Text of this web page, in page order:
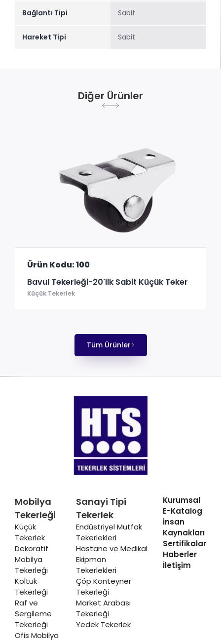
Bağlantı Tipi Sabit
Hareket Tipi Sabit
Diğer Ürünler
Ürün Kodu: 100
Bavul Tekerleği-20'lik Sabit Küçük Teker
Küçük Tekerlek
Tüm Ürünler
Mobilya
Tekerleği
Küçük
Tekerlek
Dekoratif
Mobilya
Tekerleği
Koltuk
Tekerleği
Raf ve
Sergileme
Tekerleği
Ofis Mobilya
Sanayi Tipi
Tekerlek
Endüstriyel Mutfak
Tekerlekleri
Hastane ve Medikal
Ekipman
Tekerlekleri
Çöp Konteyner
Tekerleği
Market Arabası
Tekerleği
Yedek Tekerlek
Kurumsal
E-Katalog
İnsan
Kaynakları
Sertifikalar
Haberler
İletişim